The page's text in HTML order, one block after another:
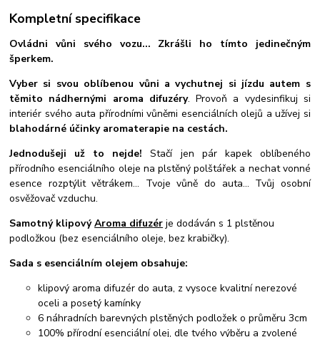
Kompletní specifikace
Ovládni vůni svého vozu... Zkrášli ho tímto jedinečným
šperkem.
Vyber si svou oblíbenou vůni a vychutnej si jízdu autem s
těmito nádhernými aroma difuzéry. Provoň a vydesinfikuj si
interiér svého auta přírodními vůněmi esenciálních olejů a užívej si
blahodárné účinky aromaterapie na cestách.
Jednodušeji už to nejde!Stačí jen pár kapek oblíbeného
přírodního esenciálního oleje na plstěný polštářek a nechat vonné
esence rozptýlit větrákem... Tvoje vůně do auta... Tvůj osobní
osvěžovač vzduchu.
Samotný klipovýAroma difuzér je dodáván s 1 plstěnou
podložkou (bez esenciálního oleje, bez krabičky).
Sada s esenciálním olejem obsahuje:
klipový aroma difuzér do auta, z vysoce kvalitní nerezové
oceli a posetý kamínky
6 náhradních barevných plstěných podložek o průměru 3cm
100% přírodní esenciální olej, dle tvého výběru a zvolené